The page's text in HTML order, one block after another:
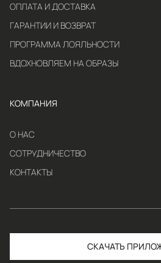
ОПЛАТА И ДОСТАВКА
ГАРАНТИИ И ВОЗВРАТ
ПРОГРАММА ЛОЯЛЬНОСТИ
ВДОХНОВЛЯЕМ НА ОБРАЗЫ
КОМПАНИЯ
О НАС
СОТРУДНИЧЕСТВО
КОНТАКТЫ
СКАЧАТЬ